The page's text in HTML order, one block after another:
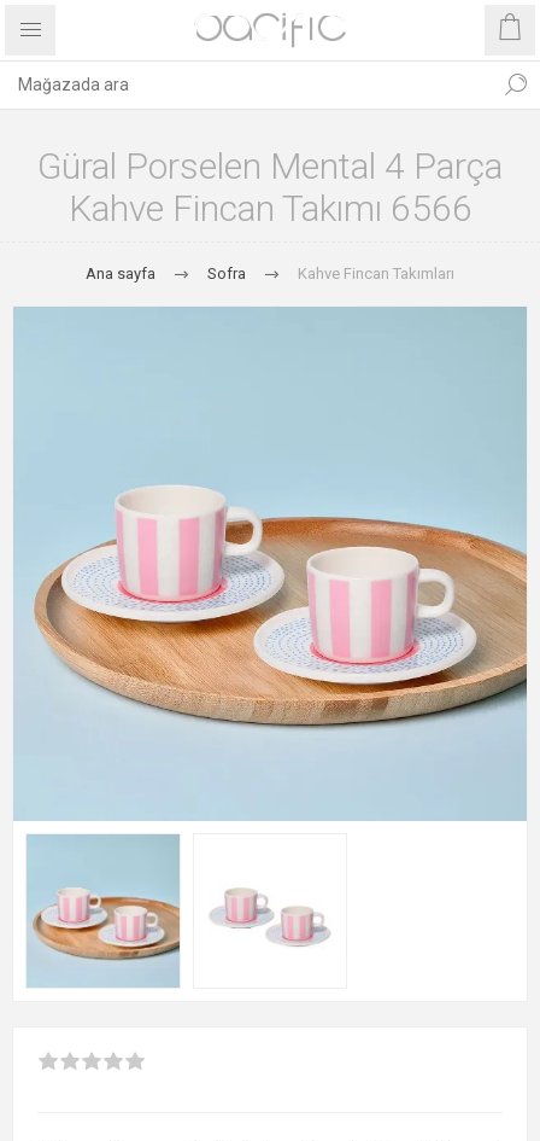
Güral Porselen Mental 4 Parça
Kahve Fincan Takımı 6566
Ana sayfa Sofra Kahve Fincan Takımları